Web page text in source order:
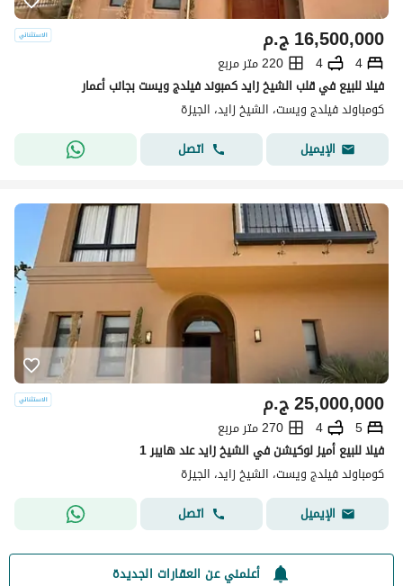
ج.م16,500,000
4
4
220 متر مربع
فيلا للبيع في قلب الشيخ زايد كمبوند فيلدج ويست بجانب أعمار
كومباوند فيلدج ويست، الشيخ زايد، الجيزة
الإيميل
اتصل
ج.م25,000,000
5
4
270 متر مربع
فيلا للبيع أميز لوكيشن في الشيخ زايد عند هايبر 1
كومباوند فيلدج ويست، الشيخ زايد، الجيزة
الإيميل
اتصل
أعلمني عن العقارات الجديدة